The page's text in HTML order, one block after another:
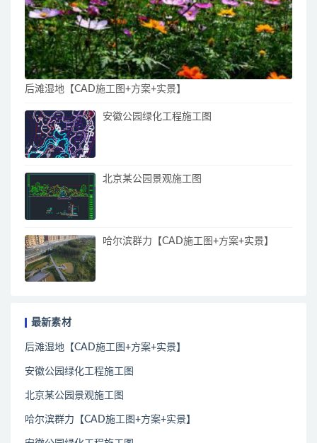
后滩湿地【CAD施工图+方案+实景】
安徽公园绿化工程施工图
北京某公园景观施工图
哈尔滨群力【CAD施工图+方案+实景】
最新素材
后滩湿地【CAD施工图+方案+实景】
安徽公园绿化工程施工图
北京某公园景观施工图
哈尔滨群力【CAD施工图+方案+实景】